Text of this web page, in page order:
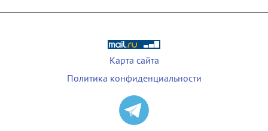
Карта сайта
Политика конфиденциальности